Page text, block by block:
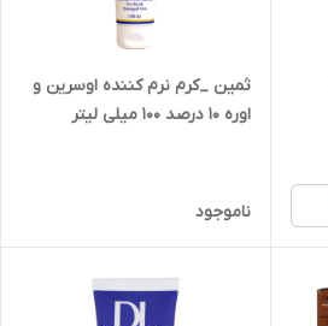
ثمین _کرم نرم کننده اوسرین و
اوره ۱۰ درصد ۱۰۰ میلی لیتر
ناموجود